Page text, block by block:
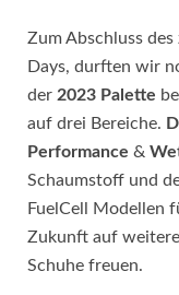
Zum Abschluss
Days, durften wir
der 2023 Palette
auf drei Bereiche.
Performance &
Schaumstoff und
FuelCell Modellen
Zukunft auf
Schuhe freuen.